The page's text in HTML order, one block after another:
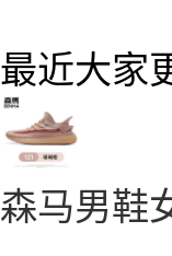
最近大家
森马男鞋